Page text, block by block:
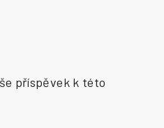
příspěvek k této